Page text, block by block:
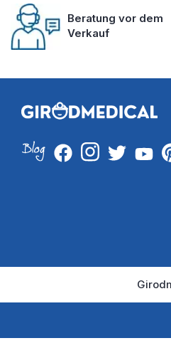
Beratung vor dem
Verkauf